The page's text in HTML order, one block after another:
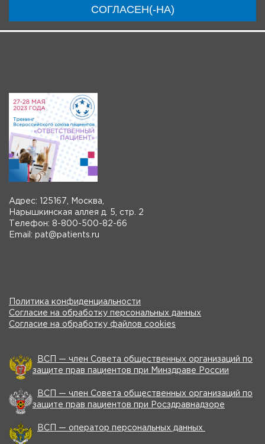
СОГЛАСЕН(-НА)
Система регистрации Видео-анонсы
Адрес: 125167, Москва,
Нарышкинская аллея д. 5, стр. 2
Телефон: 8-800-500-82-66
Email: pat@patients.ru
Политика конфиденциальности
Согласие на обработку персональных данных
Согласие на обработку файлов cookies
ВСП — член Совета общественных организаций по
защите прав пациентов при Минздраве России
ВСП — член Совета общественных организаций по
защите прав пациентов при Росздравнадзоре
ВСП — оператор персональных данных